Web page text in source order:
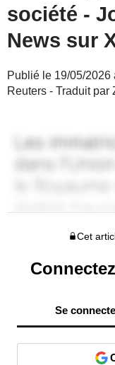
société -
News sur
Publié le 19/05/2026
Reuters - Traduit par
Cet
Se